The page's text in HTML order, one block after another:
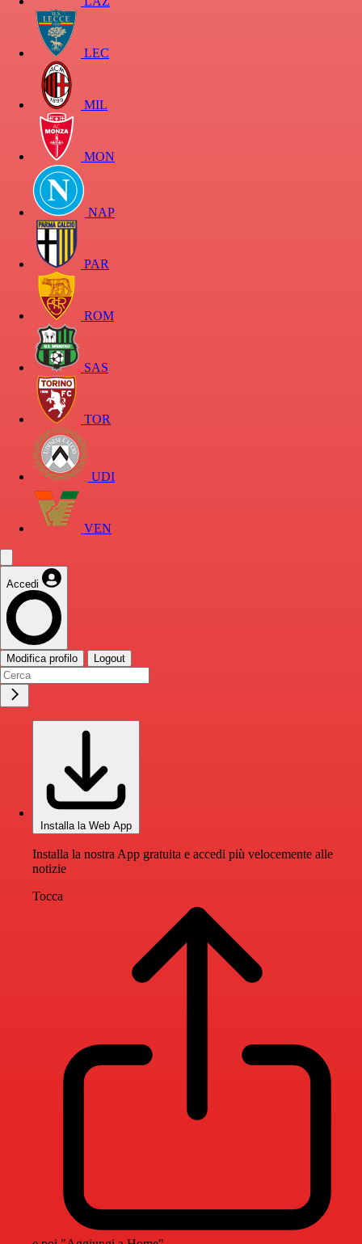
LEC
MIL
MON
NAP
PAR
ROM
SAS
TOR
UDI
VEN
Accedi
Modifica profilo Logout
Installa la Web App
Installa la nostra App gratuita e accedi più velocemente alle
notizie
Tocca